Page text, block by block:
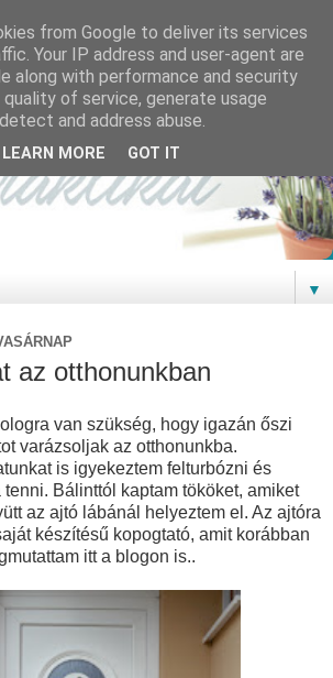
▼
az otthonunkban
van szükség, hogy igazán őszi
varázsoljak az otthonunkba.
is igyekeztem felturbózni és
tenni. Bálinttól kaptam tököket, amiket
az ajtó lábánál helyeztem el. Az ajtóra
készítésű kopogtató, amit korábban
itt a blogon is..
from Google to deliver its services
Your IP address and user-agent are
along with performance and security
of service, generate usage
and address abuse.
LEARN MORE GOT IT